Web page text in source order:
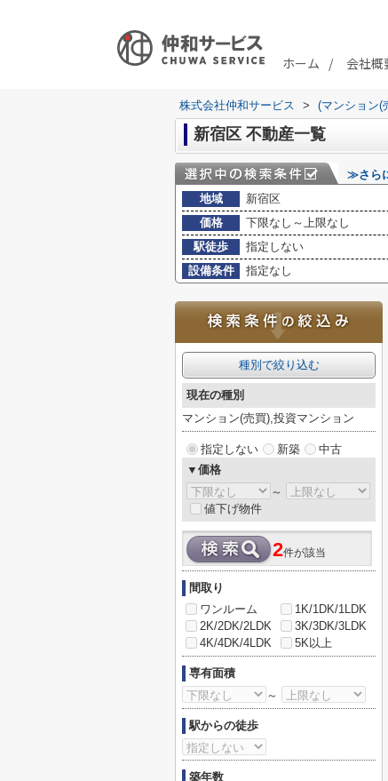
ホーム
会社概
株式会社仲和サービス > (マンション(
新宿区 不動産一覧
≫さら
地域
新宿区
価格
下限なし～上限なし
駅徒歩
指定しない
設備条件
指定なし
種別で絞り込む
現在の種別
マンション(売買),投資マンション
指定しない 新築
中古
▼価格
～
値下げ物件
2件が該当
間取り
ワンルーム
1K/1DK/1LDK
2K/2DK/2LDK
3K/3DK/3LDK
4K/4DK/4LDK
5K以上
専有面積
～
駅からの徒歩
築年数